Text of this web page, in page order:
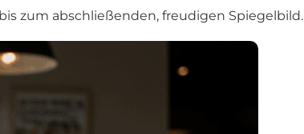
zum abschließenden, freudigen Spiegelbild.